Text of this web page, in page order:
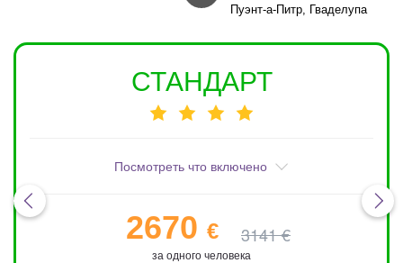
Пуэнт-а-Питр, Гваделупа
СТАНДАРТ
Посмотреть что включено
2670 € 3141 €
за одного человека